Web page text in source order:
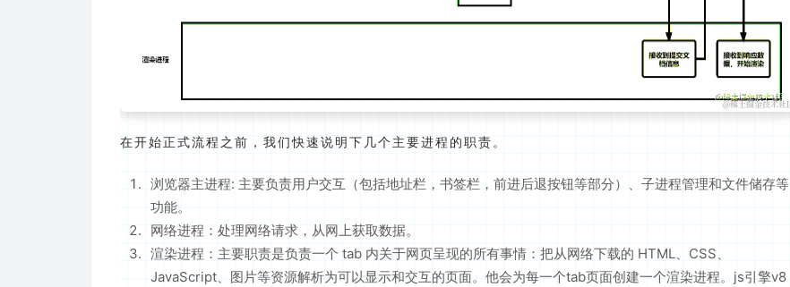
在开始正式流程之前，我们快速说明下几个主要进程的职责。
浏览器主进程: 主要负责用户交互（包括地址栏，书签栏，前进后退按钮等部分）、子进程管理和文件储存等
功能。
网络进程：处理网络请求，从网上获取数据。
渲染进程：主要职责是负责一个 tab 内关于网页呈现的所有事情：把从网络下载的 HTML、CSS、
JavaScript、图片等资源解析为可以显示和交互的页面。他会为每一个tab页面创建一个渲染进程。js引擎v8